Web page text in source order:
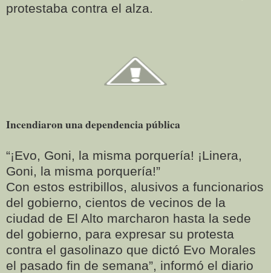
protestaba contra el alza.
Incendiaron una dependencia pública
“¡Evo, Goni, la misma porquería! ¡Linera,
Goni, la misma porquería!”
Con estos estribillos, alusivos a funcionarios
del gobierno, cientos de vecinos de la
ciudad de El Alto marcharon hasta la sede
del gobierno, para expresar su protesta
contra el gasolinazo que dictó Evo Morales
el pasado fin de semana”, informó el diario